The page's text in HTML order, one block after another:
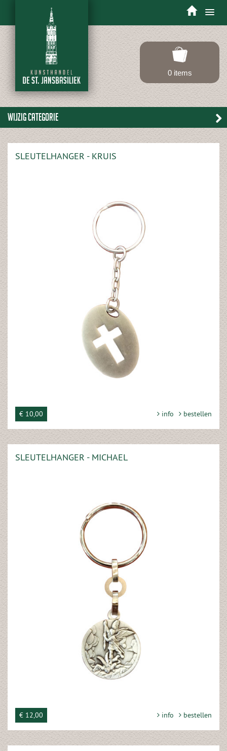
Toggle
0 items
Wijzig categorie
SLEUTELHANGER - KRUIS
€ 10,00 info bestellen
SLEUTELHANGER - MICHAEL
€ 12,00 info bestellen